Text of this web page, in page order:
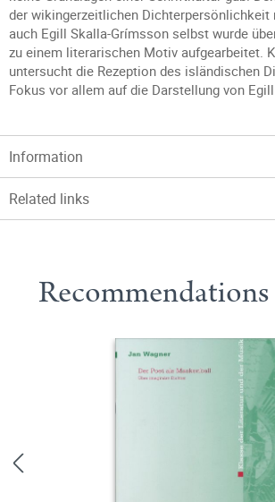
der wikingerzeitlichen Dichterpersönlichkeit
auch Egill Skalla-Grímsson selbst wurde
zu einem literarischen Motiv aufgearbeitet.
untersucht die Rezeption des isländischen
Fokus vor allem auf die Darstellung von
Information
Related links